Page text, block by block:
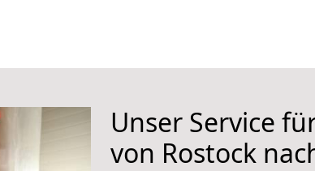
Unser Service
von Rostock